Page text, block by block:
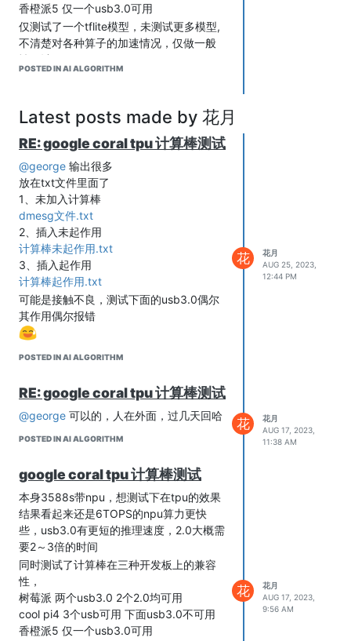
4 NPU（体现COOL PI 优异性能的地方）
Python环境配置
举例：NPU常见应用（图像、语音等）
或者再移植一些树莓派的项目进行对比
欢迎大家补充
香橙派5 仅一个usb3.0可用
仅测试了一个tflite模型，未测试更多模型,
不清楚对各种算子的加速情况，仅做一般
性估计
行多种模型转换
表 优缺点
coral计算棒 rk3588s
算力 4TOPS 6TOPS
便捷 usb接口 未见模组形式
模型 tflite rknn
tflite还需要编译工具才行，不好下载
rknn格式兼容更多，国内方便些
多个计算棒好像能加速，未测试
rk3588工具更方面些; coral需要科学上
网，在linux系统中不会设置，但方便各种
不同的设备使用，如在树莓派中实现边缘
加速，rk1808计算棒也可以，但设置起来
感觉很麻烦，仅实现了rock-x库的加速，
个人测试中未能实现自定义模型的加速
个人见解，嘻嘻
POSTED IN AI ALGORITHM
Latest posts made by 花月
RE: google coral tpu 计算棒测试
@george 输出很多
放在txt文件里面了
1、未加入计算棒
dmesg文件.txt
2、插入未起作用
计算棒未起作用.txt
3、插入起作用
计算棒起作用.txt
可能是接触不良，测试下面的usb3.0偶尔
其作用偶尔报错
POSTED IN AI ALGORITHM
花
花月
AUG 25, 2023,
12:44 PM
RE: google coral tpu 计算棒测试
@george 可以的，人在外面，过几天回哈
POSTED IN AI ALGORITHM
花
花月
AUG 17, 2023,
11:38 AM
google coral tpu 计算棒测试
本身3588s带npu，想测试下在tpu的效果
结果看起来还是6TOPS的npu算力更快
些，usb3.0有更短的推理速度，2.0大概需
要2～3倍的时间
同时测试了计算棒在三种开发板上的兼容
性，
树莓派 两个usb3.0 2个2.0均可用
cool pi4 3个usb可用 下面usb3.0不可用
香橙派5 仅一个usb3.0可用
花
花月
AUG 17, 2023,
9:56 AM